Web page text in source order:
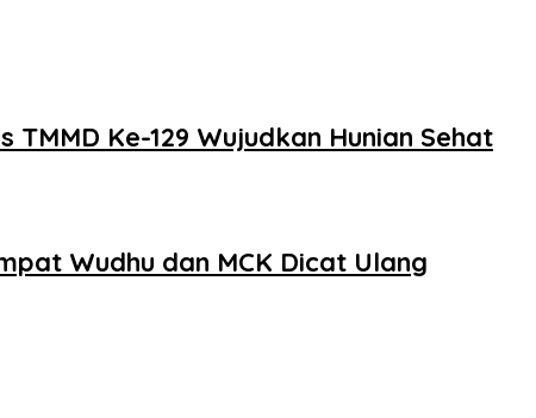
Ke-129 Wujudkan Hunian Sehat
Wudhu dan MCK Dicat Ulang